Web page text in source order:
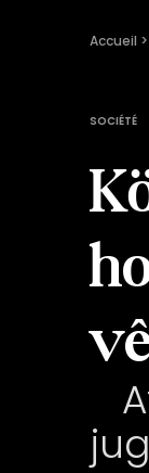
Accueil >
SOCIÉTÉ